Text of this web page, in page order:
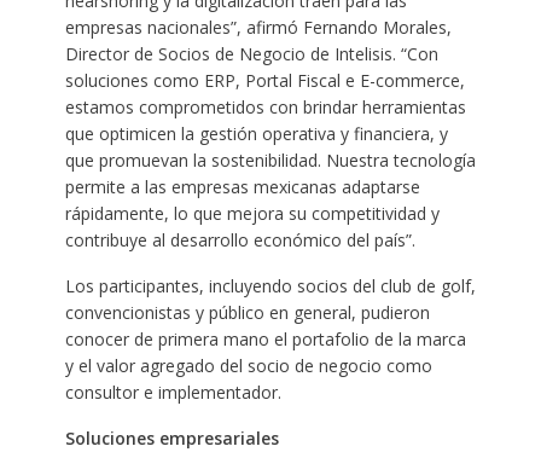
empresas nacionales”, afirmó Fernando Morales,
Director de Socios de Negocio de Intelisis. “Con
soluciones como ERP, Portal Fiscal e E-commerce,
estamos comprometidos con brindar herramientas
que optimicen la gestión operativa y financiera, y
que promuevan la sostenibilidad. Nuestra tecnología
permite a las empresas mexicanas adaptarse
rápidamente, lo que mejora su competitividad y
contribuye al desarrollo económico del país”.
Los participantes, incluyendo socios del club de golf,
convencionistas y público en general, pudieron
conocer de primera mano el portafolio de la marca
y el valor agregado del socio de negocio como
consultor e implementador.
Soluciones empresariales